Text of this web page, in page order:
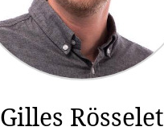
Gilles Rösselet